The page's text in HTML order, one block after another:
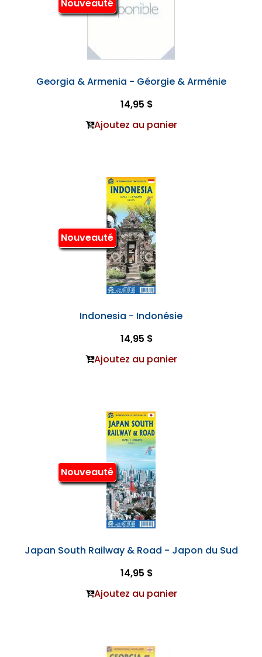
Nouveauté
Georgia & Armenia - Géorgie & Arménie
14,95 $
Ajoutez au panier
Nouveauté
Indonesia - Indonésie
14,95 $
Ajoutez au panier
Nouveauté
Japan South Railway & Road - Japon du Sud
14,95 $
Ajoutez au panier